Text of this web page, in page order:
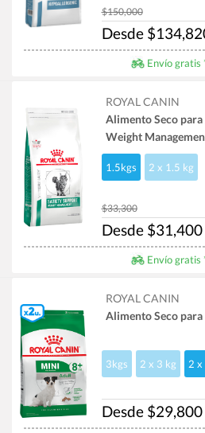
$150,000
Desde
Envío gratis
ROYAL CANIN
Alimento Seco
Weight
1.5kgs 2 x 1.5 kg
$33,300
Desde $31,400
Envío gratis
ROYAL CANIN
Alimento Seco
3kgs 2 x 3 kg 2 x
Desde $29,800